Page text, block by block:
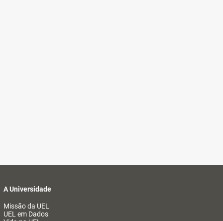
A Universidade
Missão da UEL
UEL em Dados